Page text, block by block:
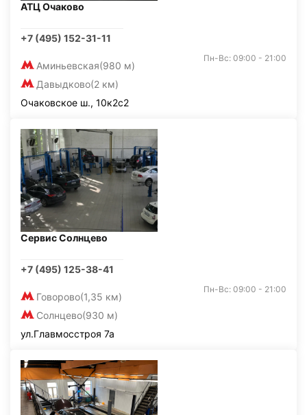
АТЦ Очаково
+7 (495) 152-31-11
Аминьевская(980 м)
Давыдково(2 км)
Пн-Вс: 09:00 - 21:00
Очаковское ш., 10к2с2
Сервис Солнцево
+7 (495) 125-38-41
Говорово(1,35 км)
Солнцево(930 м)
Пн-Вс: 09:00 - 21:00
ул.Главмосстроя 7а